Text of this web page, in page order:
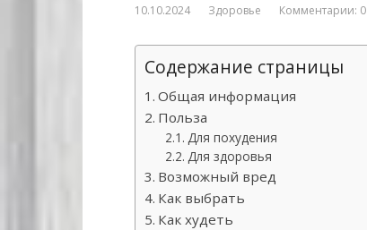
10.10.2024 Здоровье Комментарии: 0
Содержание страницы
Общая информация
Польза
Для похудения
Для здоровья
Возможный вред
Как выбрать
Как худеть